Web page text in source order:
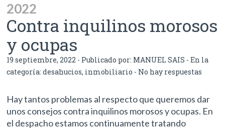
2022
Contra inquilinos morosos
y ocupas
19 septiembre, 2022 - Publicado por: MANUEL SAIS - En la
categoría:desahucios, inmobiliario - No hay respuestas
Hay tantos problemas al respecto que queremos dar
unos consejos contra inquilinos morosos y ocupas. En
el despacho estamos continuamente tratando